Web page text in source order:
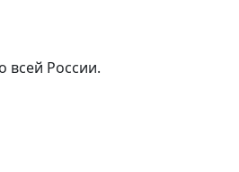
всей России.